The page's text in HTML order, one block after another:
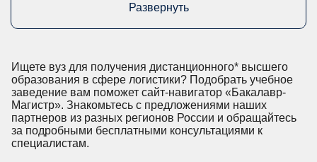
Развернуть
Ищете вуз для получения дистанционного* высшего
образования в сфере логистики? Подобрать учебное
заведение вам поможет сайт-навигатор «Бакалавр-
Магистр». Знакомьтесь с предложениями наших
партнеров из разных регионов России и обращайтесь
за подробными бесплатными консультациями к
специалистам.